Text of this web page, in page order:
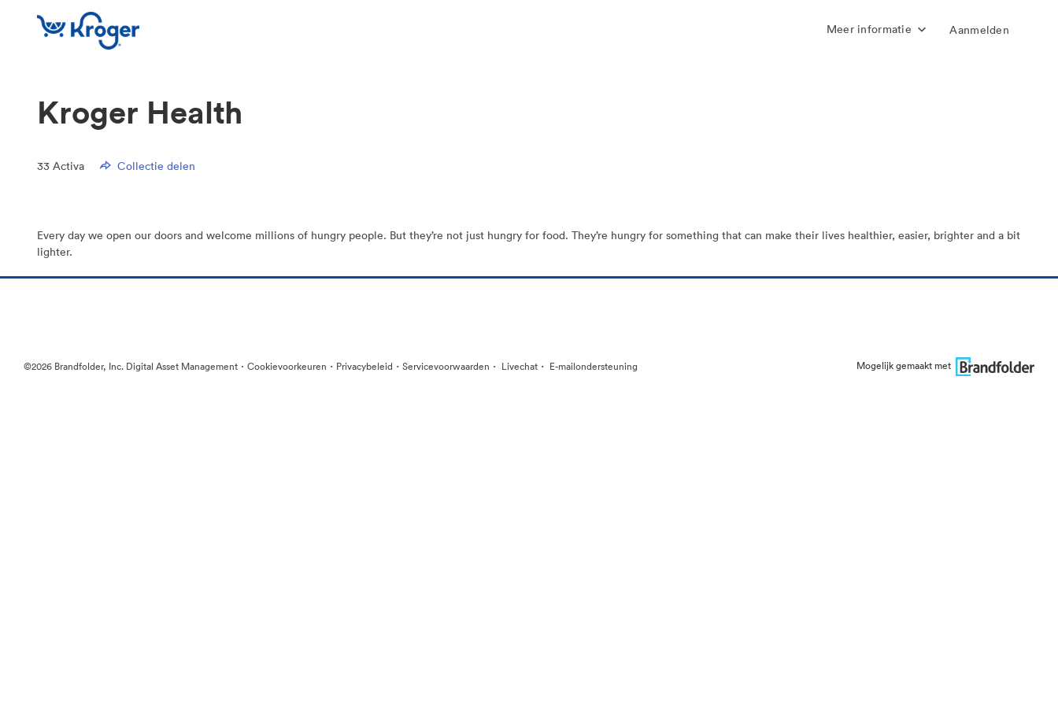
Meer informatie Aanmelden
Kroger Health
33 Activa Collectie delen
Every day we open our doors and welcome millions of hungry people. But they’re not just hungry for food. They’re hungry for something that can make their lives healthier, easier, brighter and a bit
lighter.
©2026 Brandfolder, Inc. Digital Asset Management · Cookievoorkeuren · Privacybeleid · Servicevoorwaarden · Livechat · E-mailondersteuning Mogelijk gemaakt met